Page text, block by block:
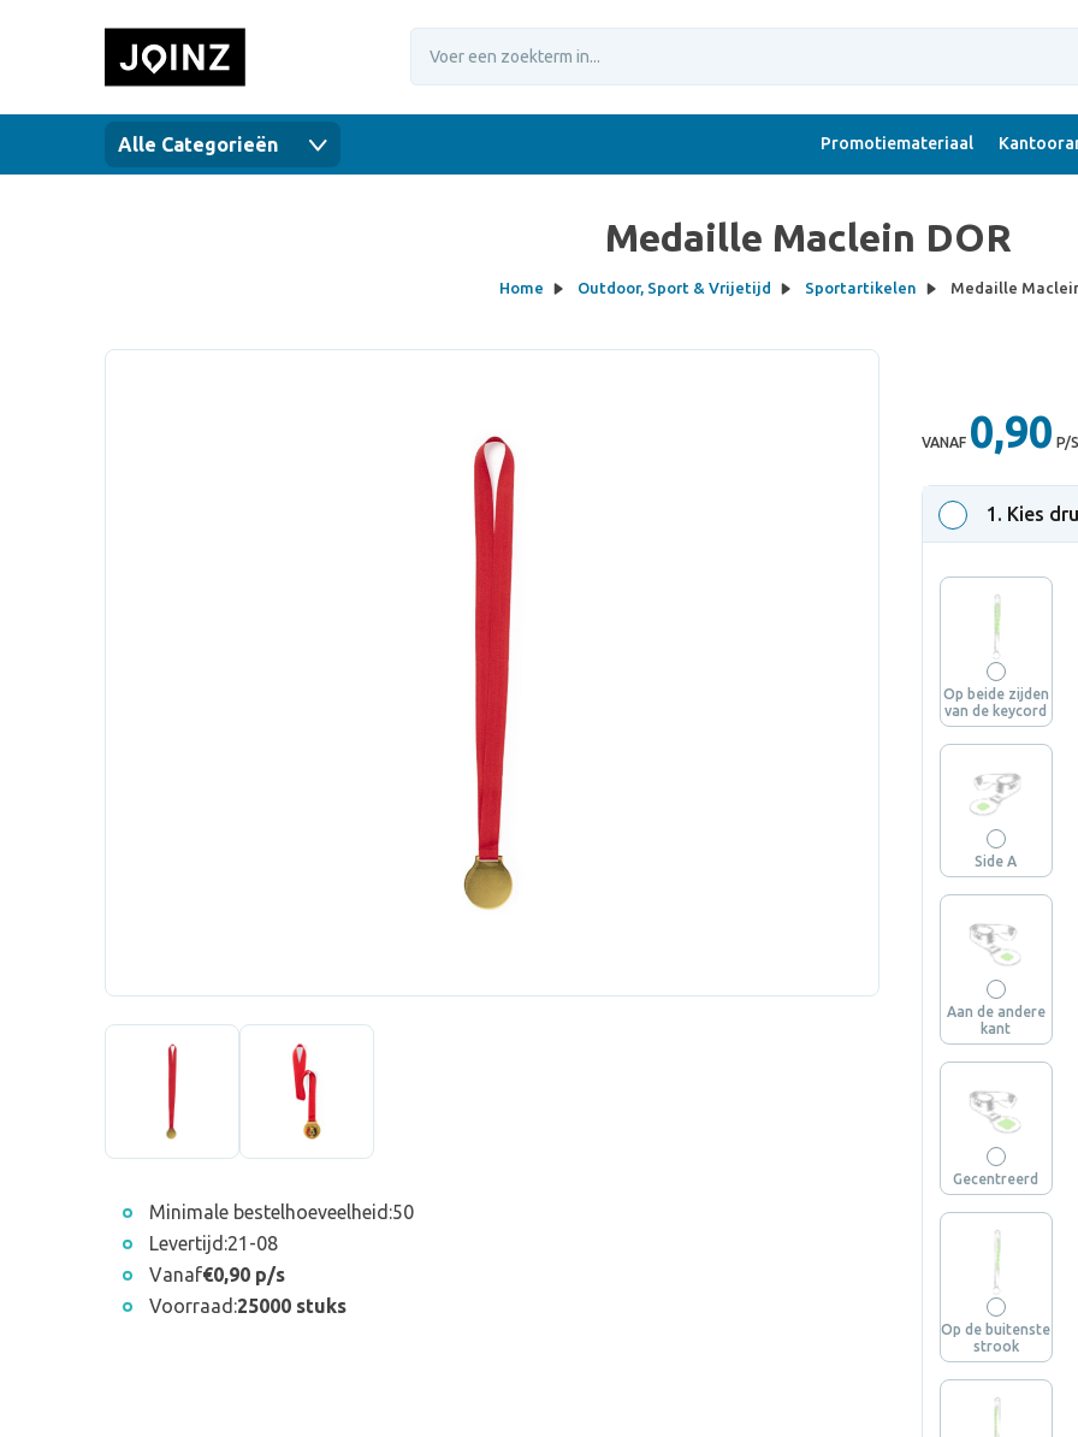
Alle Categorieën Promotiemateriaal
Medaille Maclein DOR
Home Outdoor, Sport & Vrijetijd Sportartikelen Medaille
Minimale bestelhoeveelheid:50
Levertijd:21-08
Vanaf€0,90 p/s
Voorraad:25000 stuks
VANAF 0,90 P/S
1 . Kies
Op beide zijden
van de keycord
Side A
Aan de andere
kant
Gecentreerd
Op de buitenste
strook